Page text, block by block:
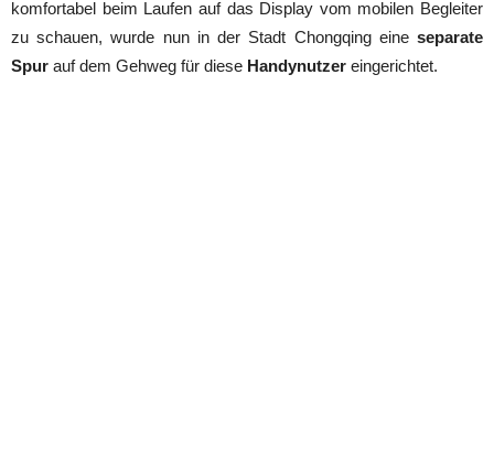
komfortabel beim Laufen auf das Display vom mobilen Begleiter
zu schauen, wurde nun in der Stadt Chongqing eine separate
Spur auf dem Gehweg für diese Handynutzer eingerichtet.